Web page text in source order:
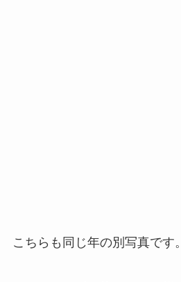
こちらも同じ年の別写真です。